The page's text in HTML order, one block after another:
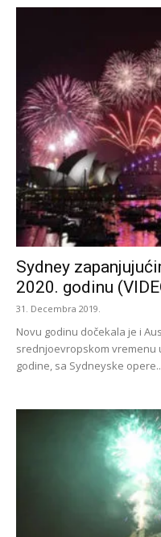
Sydney
2020. godinu
31. Decembra 2019.
Novu godinu dočekala je i
srednjoevropskom vremenu
godine, sa Sydneyske